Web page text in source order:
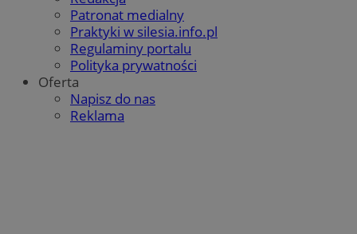
Patronat medialny
Praktyki w silesia.info.pl
Regulaminy portalu
Polityka prywatności
Oferta
Napisz do nas
Reklama